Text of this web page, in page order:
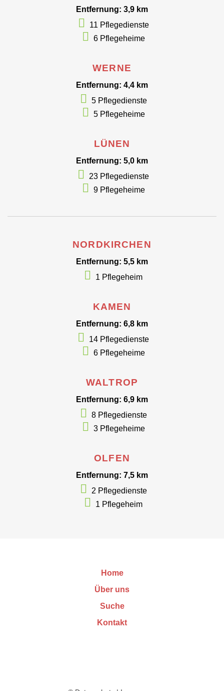
Entfernung: 3,9 km
11 Pflegedienste
6 Pflegeheime
WERNE
Entfernung: 4,4 km
5 Pflegedienste
5 Pflegeheime
LÜNEN
Entfernung: 5,0 km
23 Pflegedienste
9 Pflegeheime
NORDKIRCHEN
Entfernung: 5,5 km
1 Pflegeheim
KAMEN
Entfernung: 6,8 km
14 Pflegedienste
6 Pflegeheime
WALTROP
Entfernung: 6,9 km
8 Pflegedienste
3 Pflegeheime
OLFEN
Entfernung: 7,5 km
2 Pflegedienste
1 Pflegeheim
Home
Über uns
Suche
Kontakt